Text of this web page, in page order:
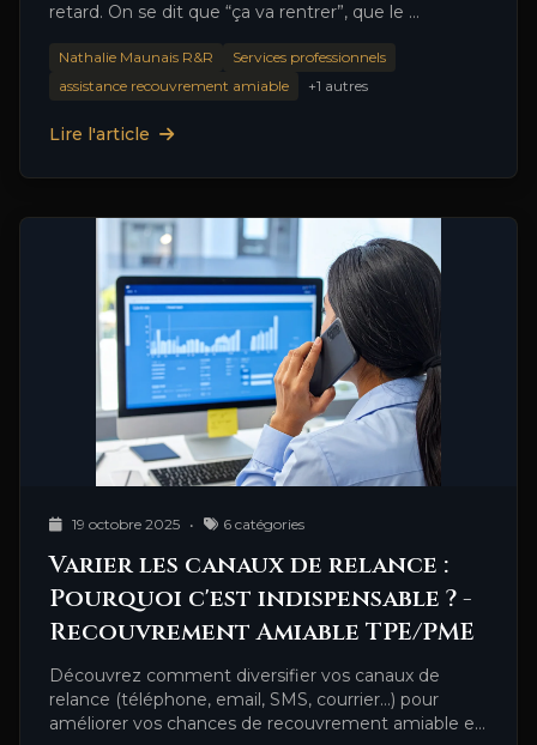
retard. On se dit que “ça va rentrer”, que le …
Nathalie Maunais R&R
Services professionnels
assistance recouvrement amiable
+1 autres
Lire l'article
19 octobre 2025 • 6 catégories
Varier les canaux de relance :
Pourquoi c'est indispensable ? -
Recouvrement Amiable TPE/PME
Découvrez comment diversifier vos canaux de
relance (téléphone, email, SMS, courrier…) pour
améliorer vos chances de recouvrement amiable et